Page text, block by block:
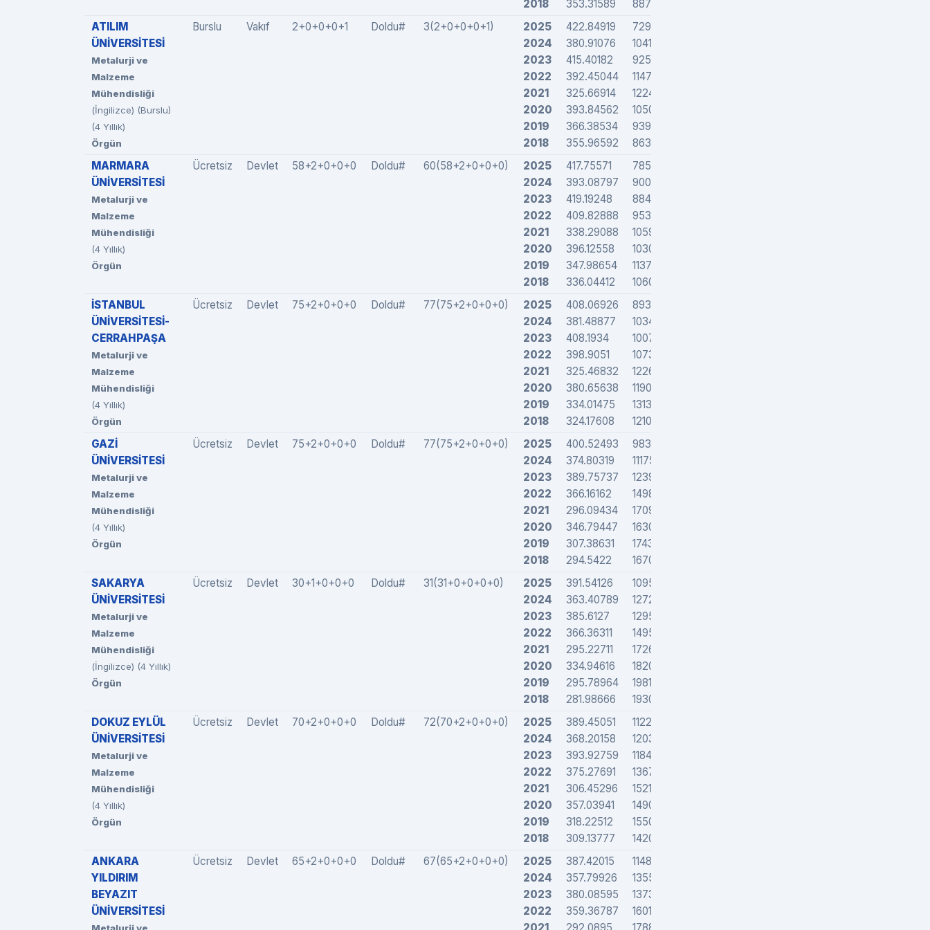
2018 353.31589
88700
ATILIM
ÜNİVERSİTESİ
Metalurji ve
Malzeme
Mühendisliği
(İngilizce) (Burslu)
(4 Yıllık)
Örgün
Burslu Vakıf 2+0+0+0+1 Doldu# 3(2+0+0+0+1)
2025
2024
2023
2022
2021
2020
2019
2018
422.84919
380.91076
415.40182
392.45044
325.66914
393.84562
366.38534
355.96592
72939
104193
92544
114797
122443
105000
93988
86300
MARMARA
ÜNİVERSİTESİ
Metalurji ve
Malzeme
Mühendisliği
(4 Yıllık)
Örgün
Ücretsiz Devlet 58+2+0+0+0 Doldu# 60(58+2+0+0+0)
2025
2024
2023
2022
2021
2020
2019
2018
417.75571
393.08797
419.19248
409.82888
338.29088
396.12558
347.98654
336.04412
78523
90082
88433
95384
105910
103000
113725
106000
İSTANBUL
ÜNİVERSİTESİ-
CERRAHPAŞA
Metalurji ve
Malzeme
Mühendisliği
(4 Yıllık)
Örgün
Ücretsiz Devlet 75+2+0+0+0 Doldu# 77(75+2+0+0+0)
2025
2024
2023
2022
2021
2020
2019
2018
408.06926
381.48877
408.1934
398.9051
325.46832
380.65638
334.01475
324.17608
89301
103472
100795
107319
122694
119000
131301
121000
GAZİ
ÜNİVERSİTESİ
Metalurji ve
Malzeme
Mühendisliği
(4 Yıllık)
Örgün
Ücretsiz Devlet 75+2+0+0+0 Doldu# 77(75+2+0+0+0)
2025
2024
2023
2022
2021
2020
2019
2018
400.52493
374.80319
389.75737
366.16162
296.09434
346.79447
307.38631
294.5422
98346
111750
123924
149811
170918
163000
174308
167000
SAKARYA
ÜNİVERSİTESİ
Metalurji ve
Malzeme
Mühendisliği
(İngilizce) (4 Yıllık)
Örgün
Ücretsiz Devlet 30+1+0+0+0 Doldu# 31(31+0+0+0+0)
2025
2024
2023
2022
2021
2020
2019
2018
391.54126
363.40789
385.6127
366.36311
295.22711
334.94616
295.78964
281.98666
109510
127291
129538
149512
172600
182000
198184
193000
DOKUZ EYLÜL
ÜNİVERSİTESİ
Metalurji ve
Malzeme
Mühendisliği
(4 Yıllık)
Örgün
Ücretsiz Devlet 70+2+0+0+0 Doldu# 72(70+2+0+0+0)
2025
2024
2023
2022
2021
2020
2019
2018
389.45051
368.20158
393.92759
375.27691
306.45296
357.03941
318.22512
309.13777
112204
120396
118408
136786
152109
149000
155033
142000
ANKARA
YILDIRIM
BEYAZIT
ÜNİVERSİTESİ
Ücretsiz Devlet 65+2+0+0+0 Doldu# 67(65+2+0+0+0)
2025
2024
2023
2022
387.42015
357.79926
380.08595
359.36787
114897
135509
137394
160129